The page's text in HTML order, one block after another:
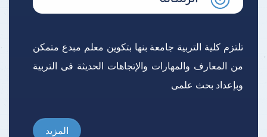
تلتزم كلية التربية جامعة بنها بتكوين معلم مبدع متمكن
من المعارف والمهارات والإتجاهات الحديثة فى التربية
وبإعداد بحث علمى
المزيد